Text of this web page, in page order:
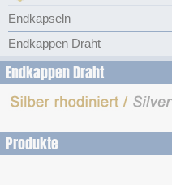
Endkapseln
Endkappen Draht
Endkappen Draht
Produkte